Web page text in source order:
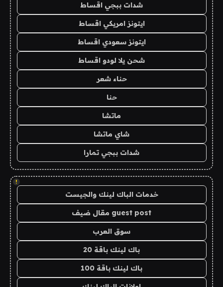
شدات ببجي اقساط
ايتونز امريكي اقساط
ايتونز سعودي اقساط
شحن يلا لودو اقساط
حناء شعر
حنا
ماتشا
شاي ماتشا
شدات ببجي تمارا
!
خدمات الباك لينك والجيست
guest post مقال ضيف
سوق العرب
باك لينك باقة 20
باك لينك باقة 100